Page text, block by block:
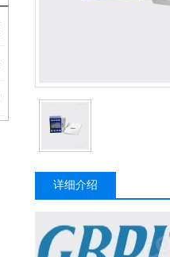
详细介绍